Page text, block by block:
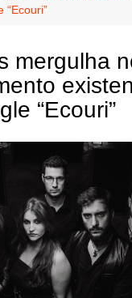
“Ecouri”
mergulha
“Ecouri”